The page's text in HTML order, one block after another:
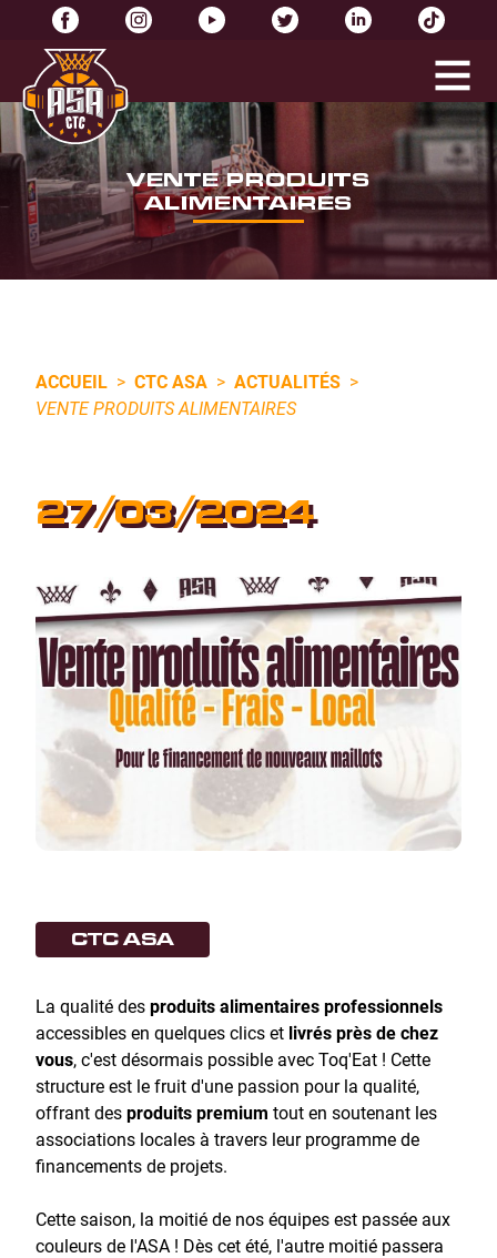
VENTE PRODUITS
ALIMENTAIRES
ACCUEIL > CTC ASA > ACTUALITÉS >
VENTE PRODUITS ALIMENTAIRES
27/03/2024
CTC ASA
La qualité desproduits alimentaires professionnels
accessibles en quelques clics et livrés près de chez
vous, c'est désormais possible avec Toq'Eat ! Cette
structure est le fruit d'une passion pour la qualité,
offrant desproduits premium tout en soutenant les
associations locales à travers leur programme de
financements de projets.
Cette saison, la moitié de nos équipes est passée aux
couleurs de l'ASA ! Dès cet été, l'autre moitié passera